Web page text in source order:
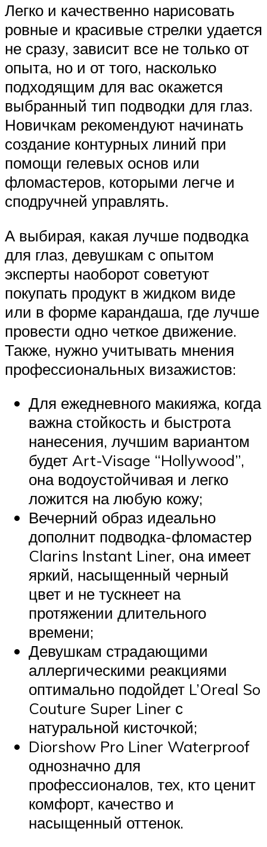
Легко и качественно нарисовать
ровные и красивые стрелки удается
не сразу, зависит все не только от
опыта, но и от того, насколько
подходящим для вас окажется
выбранный тип подводки для глаз.
Новичкам рекомендуют начинать
создание контурных линий при
помощи гелевых основ или
фломастеров, которыми легче и
сподручней управлять.
А выбирая, какая лучше подводка
для глаз, девушкам с опытом
эксперты наоборот советуют
покупать продукт в жидком виде
или в форме карандаша, где лучше
провести одно четкое движение.
Также, нужно учитывать мнения
профессиональных визажистов:
Для ежедневного макияжа, когда
важна стойкость и быстрота
нанесения, лучшим вариантом
будет Art-Visage “Hollywood”,
она водоустойчивая и легко
ложится на любую кожу;
Вечерний образ идеально
дополнит подводка-фломастер
Clarins Instant Liner, она имеет
яркий, насыщенный черный
цвет и не тускнеет на
протяжении длительного
времени;
Девушкам страдающими
аллергическими реакциями
оптимально подойдет L’Oreal So
Couture Super Liner с
натуральной кисточкой;
Diorshow Pro Liner Waterproof
однозначно для
профессионалов, тех, кто ценит
комфорт, качество и
насыщенный оттенок.